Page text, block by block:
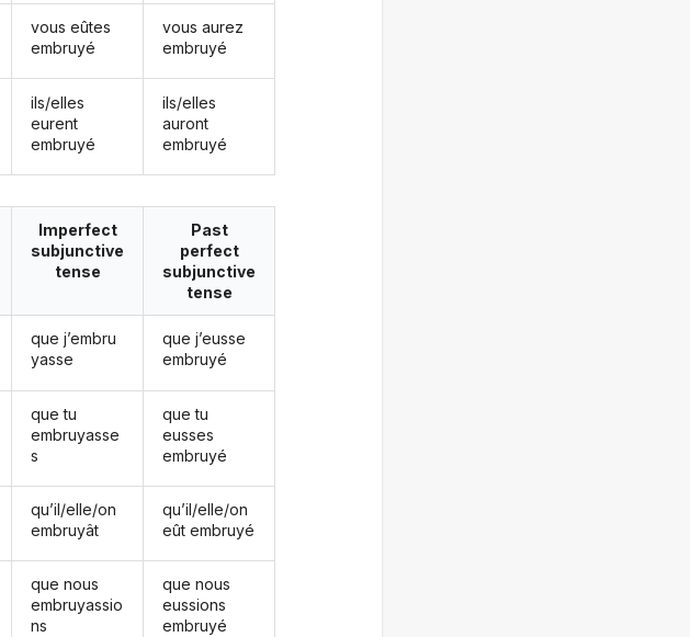
vous eûtes
embruyé
ils/elles
eurent
embruyé
vous aurez
embruyé
ils/elles
auront
embruyé
Imperfect
subjunctive
tense
que j’embru
yasse
que tu
embruyasse
s
qu’il/elle/on
embruyât
que nous
embruyassio
ns
Past
perfect
subjunctive
tense
que j’eusse
embruyé
que tu
eusses
embruyé
qu’il/elle/on
eût embruyé
que nous
eussions
embruyé